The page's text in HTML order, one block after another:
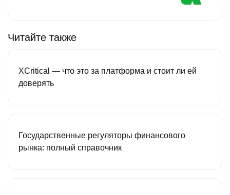
Читайте также
XCritical — что это за платформа и стоит ли ей
доверять
Государственные регуляторы финансового
рынка: полный справочник